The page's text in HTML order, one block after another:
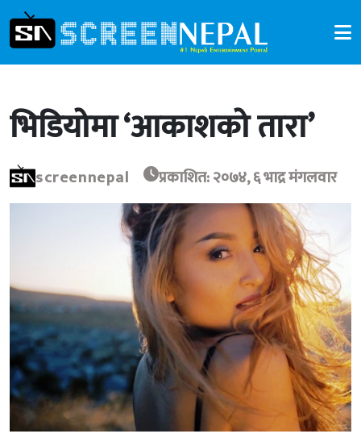
भिडियोमा ‘आकाशको तारा’
screennepal प्रकाशित: २०७४, ६ भाद्र मंगलवार